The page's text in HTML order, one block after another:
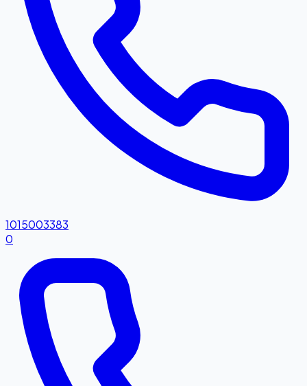
1015003383
0